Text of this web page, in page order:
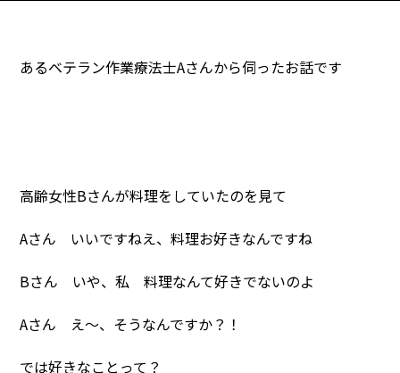
あるベテラン作業療法士Aさんから伺ったお話です
高齢女性Bさんが料理をしていたのを見て
Aさん いいですねえ、料理お好きなんですね
Bさん いや、私 料理なんて好きでないのよ
Aさん え～、そうなんですか？！
では好きなことって？